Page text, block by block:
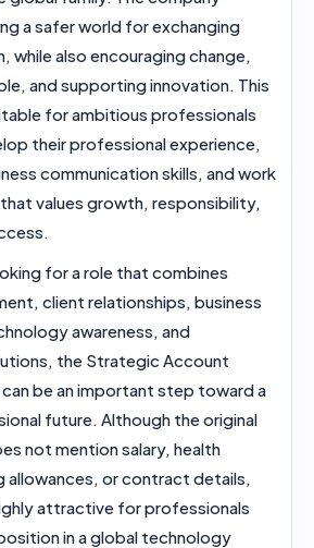
a safer world for exchanging
while also encouraging change,
and supporting innovation. This
for ambitious professionals
theirprofessional experience
communication skills, and work
values growth, responsibility,
for a role that combines
client relationships, business
awareness, and
the Strategic Account
be an important step toward a
future. Although the original
not mention salary, health
allowances , or contract details,
attractive for professionals
in a global technology